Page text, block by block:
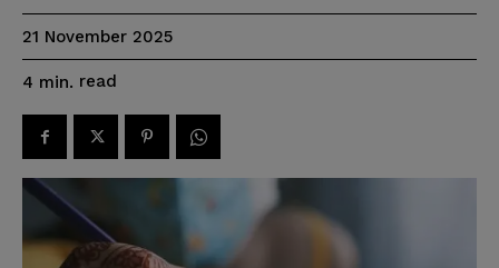
21 November 2025
4 min. read